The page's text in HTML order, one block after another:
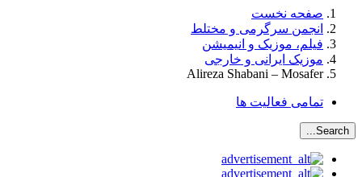
صفحه نخست
انجمن سرگرمی و مختلط
فیلم، موزیک و انیمیشن
موزیک ایرانی و خارجی
Alireza Shabani – Mosafer
تمامی فعالیت ها
Search...